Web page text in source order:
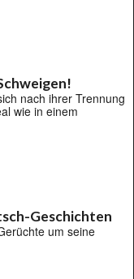
nach ihrer Trennung
wie in einem
Geschichten
um seine